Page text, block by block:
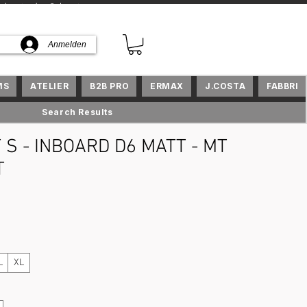
in der Schweiz
Anmelden
S - INBOARD D6 MATT - MT
XL
ATELIER B2B PRO ERMAX J.COSTA FABBRI
Search Results